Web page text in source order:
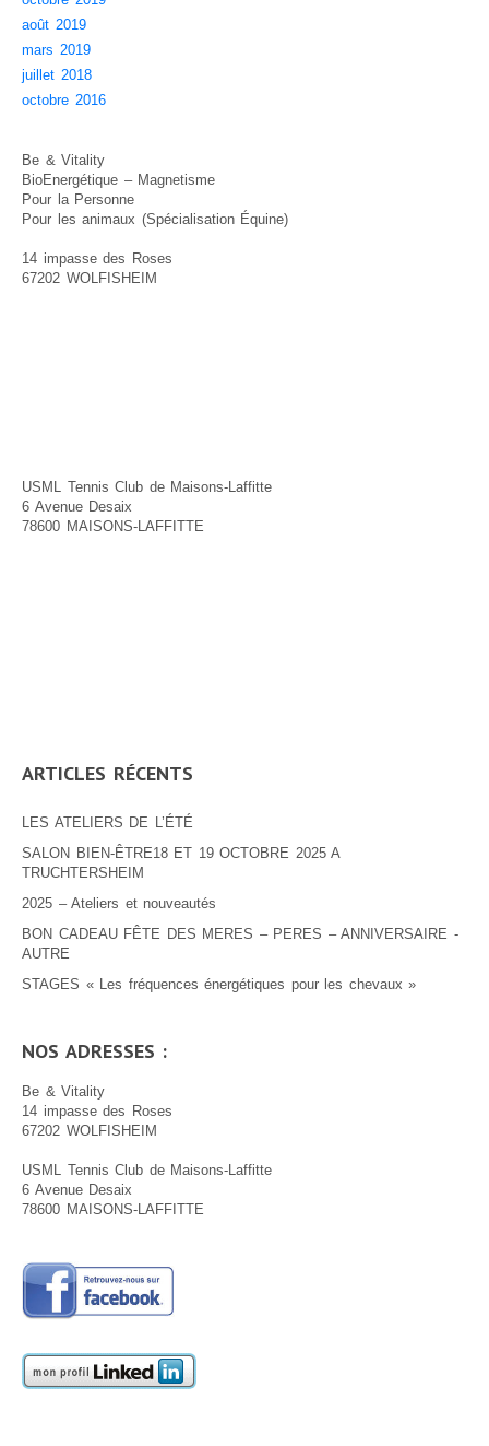
août 2019
mars 2019
juillet 2018
octobre 2016
Be & Vitality
BioEnergétique – Magnetisme
Pour la Personne
Pour les animaux (Spécialisation Équine)
14 impasse des Roses
67202 WOLFISHEIM
USML Tennis Club de Maisons-Laffitte
6 Avenue Desaix
78600 MAISONS-LAFFITTE
ARTICLES RÉCENTS
LES ATELIERS DE L’ÉTÉ
SALON BIEN-ÊTRE18 ET 19 OCTOBRE 2025 A
TRUCHTERSHEIM
2025 – Ateliers et nouveautés
BON CADEAU FÊTE DES MERES – PERES – ANNIVERSAIRE -
AUTRE
STAGES « Les fréquences énergétiques pour les chevaux »
NOS ADRESSES :
Be & Vitality
14 impasse des Roses
67202 WOLFISHEIM
USML Tennis Club de Maisons-Laffitte
6 Avenue Desaix
78600 MAISONS-LAFFITTE